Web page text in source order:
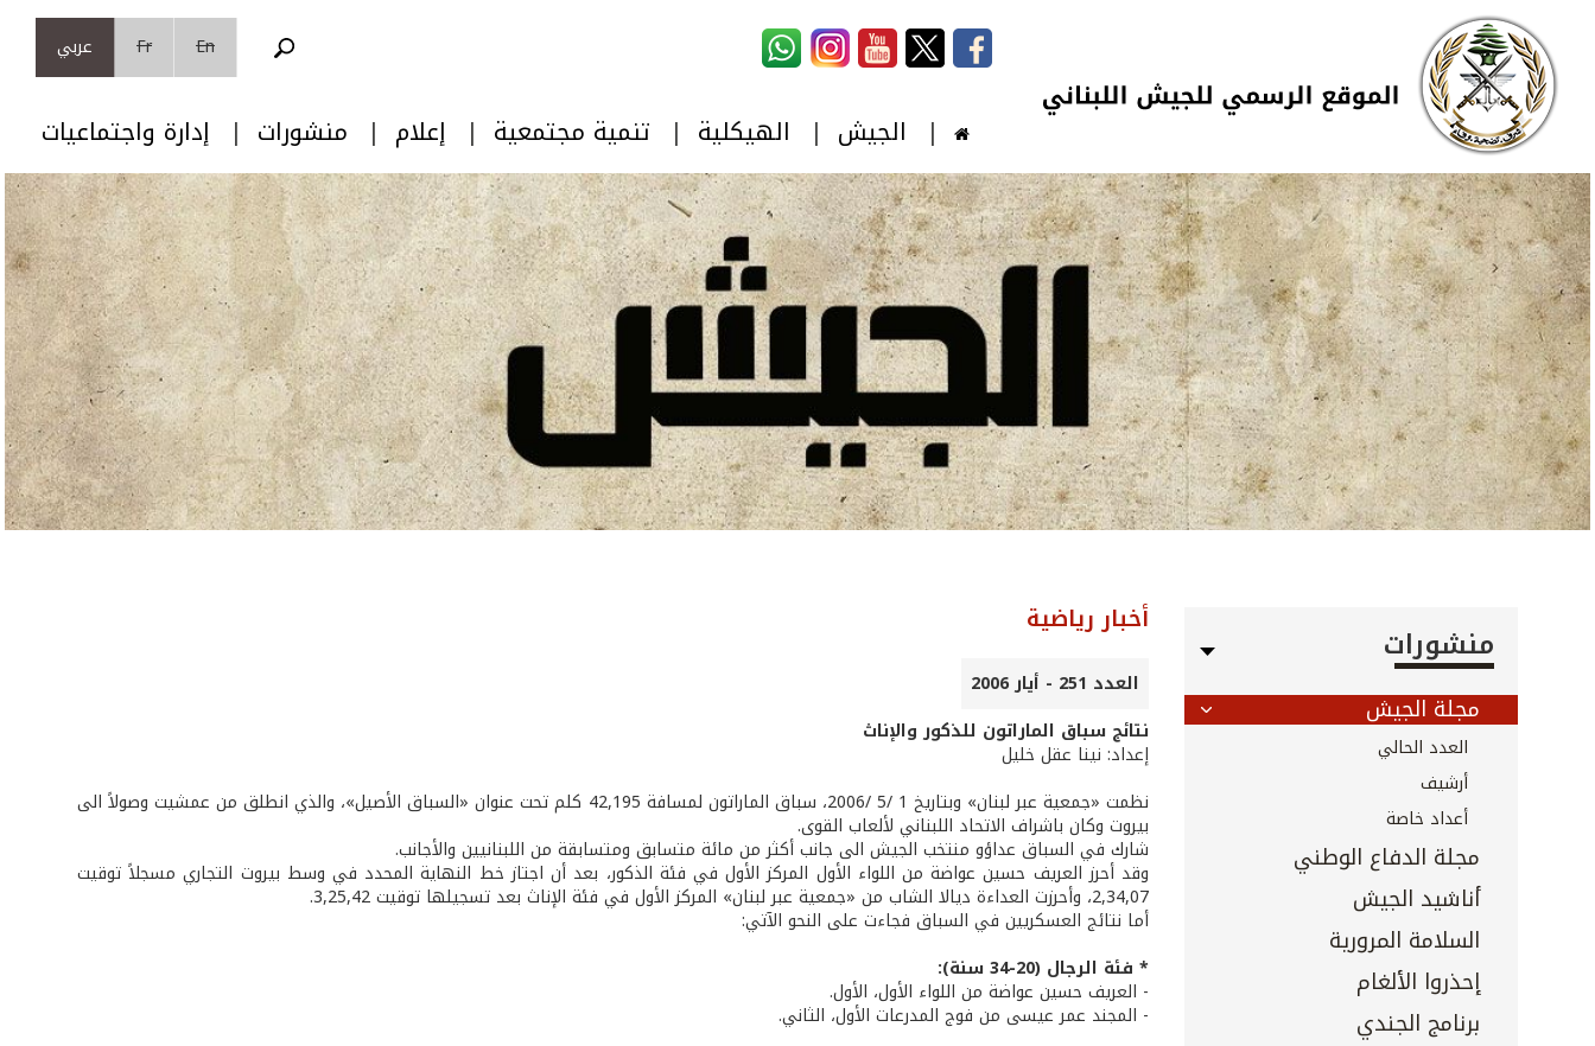
تجاوز إلى المحتوى الرئيسي
Skip to navigation
En
Fr عربي
الجيش الهيكلية تنمية مجتمعية إعلام منشورات إدارة واجتماعيات
منشورات
مجلة الجيش
العدد الحالي
أرشيف
أعداد خاصة
مجلة الدفاع الوطني
أناشيد الجيش
السلامة المرورية
إحذروا الألغام
برنامج الجندي
أخبار رياضية
العدد 251 - أيار 2006
نتائج سباق الماراتون للذكور والإناث
إعداد: نينا عقل خليل
نظمت «جمعية عبر لبنان» وبتاريخ 1 /5 /2006، سباق الماراتون لمسافة 42,195 كلم تحت عنوان «السباق الأصيل»، والذي انطلق من عمشيت وصولاً الى
بيروت وكان باشراف الاتحاد اللبناني لألعاب القوى.
شارك في السباق عداؤو منتخب الجيش الى جانب أكثر من مائة متسابق ومتسابقة من اللبنانيين والأجانب.
وقد أحرز العريف حسين عواضة من اللواء الأول المركز الأول في فئة الذكور، بعد أن اجتاز خط النهاية المحدد في وسط بيروت التجاري مسجلاً توقيت
2,34,07، وأحرزت العداءة ديالا الشاب من «جمعية عبر لبنان» المركز الأول في فئة الإناث بعد تسجيلها توقيت 3,25,42.
أما نتائج العسكريين في السباق فجاءت على النحو الآتي:
* فئة الرجال (20-34 سنة):
- العريف حسين عواضة من اللواء الأول، الأول.
- المجند عمر عيسى من فوج المدرعات الأول، الثاني.